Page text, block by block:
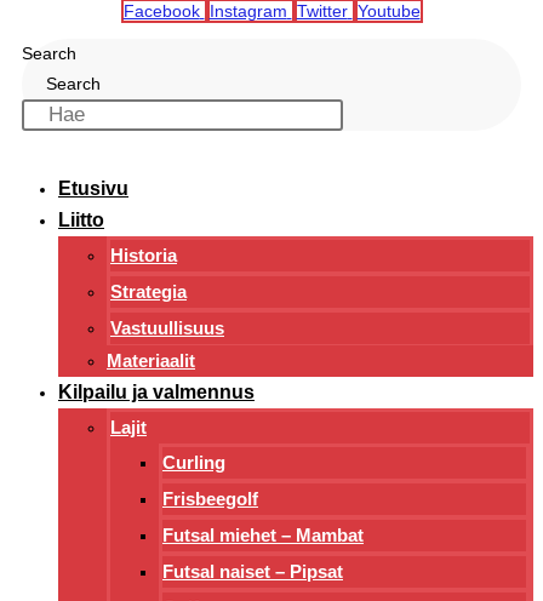
Facebook Instagram Twitter Youtube
Search
Search
Etusivu
Liitto
Historia
Strategia
Vastuullisuus
Materiaalit
Kilpailu ja valmennus
Lajit
Curling
Frisbeegolf
Futsal miehet – Mambat
Futsal naiset – Pipsat